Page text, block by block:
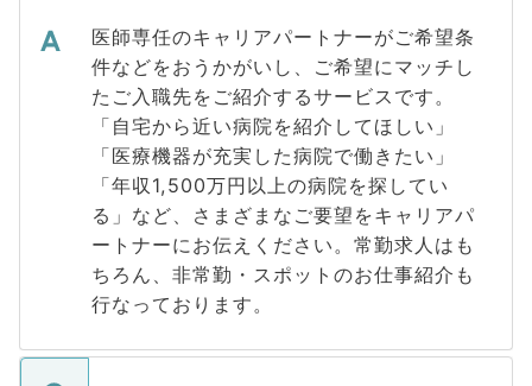
医師専任のキャリアパートナーがご希望条
件などをおうかがいし、ご希望にマッチし
たご入職先をご紹介するサービスです。
「自宅から近い病院を紹介してほしい」
「医療機器が充実した病院で働きたい」
「年収1,500万円以上の病院を探してい
る」など、さまざまなご要望をキャリアパ
ートナーにお伝えください。常勤求人はも
ちろん、非常勤・スポットのお仕事紹介も
行なっております。